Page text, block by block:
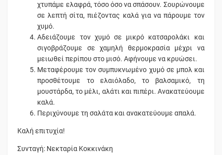
χτυπάμε ελαφρά, τόσο όσο να σπάσουν. Σουρώνουμε
σε λεπτή σίτα, πιέζοντας καλά για να πάρουμε τον
χυμό.
Αδειάζουμε τον χυμό σε μικρό κατσαρολάκι και
σιγοβράζουμε σε χαμηλή θερμοκρασία μέχρι να
μειωθεί περίπου στο μισό. Αφήνουμε να κρυώσει.
Μεταφέρουμε τον συμπυκνωμένο χυμό σε μπολ και
προσθέτουμε το ελαιόλαδο, το βαλσαμικό, τη
μουστάρδα, το μέλι, αλάτι και πιπέρι. Ανακατεύουμε
καλά.
Περιχύνουμε τη σαλάτα και ανακατεύουμε απαλά.
Καλή επιτυχία!
Συνταγή: Νεκταρία Κοκκινάκη